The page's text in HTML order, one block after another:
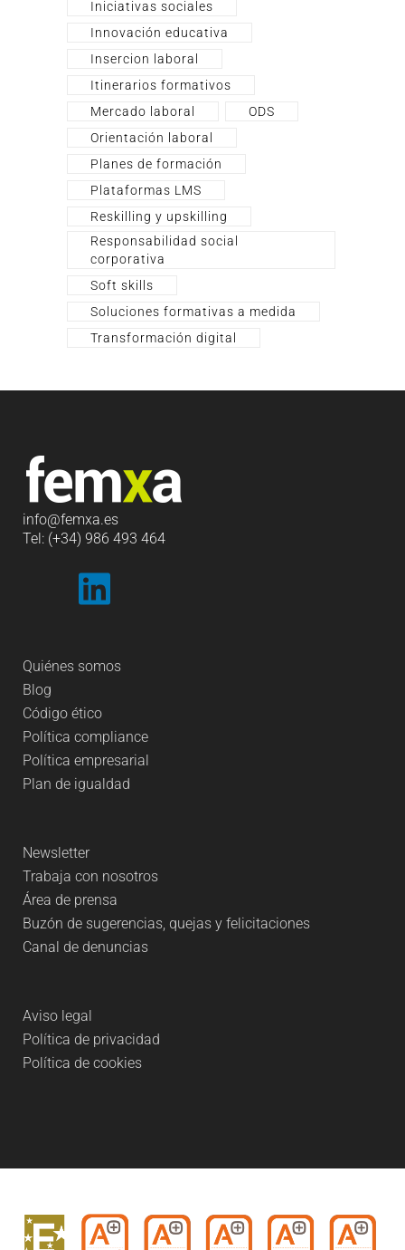
Iniciativas sociales
Innovación educativa
Insercion laboral
Itinerarios formativos
Mercado laboral
ODS
Orientación laboral
Planes de formación
Plataformas LMS
Reskilling y upskilling
Responsabilidad social
corporativa
Soft skills
Soluciones formativas a medida
Transformación digital
info@femxa.es
Tel: (+34) 986 493 464
Quiénes somos
Blog
Código ético
Política compliance
Política empresarial
Plan de igualdad
Newsletter
Trabaja con nosotros
Área de prensa
Buzón de sugerencias, quejas y felicitaciones
Canal de denuncias
Aviso legal
Política de privacidad
Política de cookies